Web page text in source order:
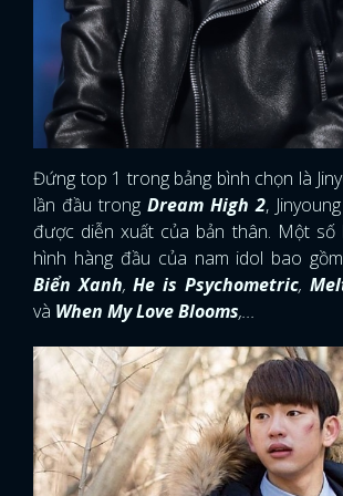
Đứng top 1 trong bảng bình chọn là
lần đầu trong Dream High 2,
được diễn xuất của bản thân. Một số
hình hàng đầu của nam idol bao
Biển Xanh,He is Psychometric,
và When My Love Blooms,...